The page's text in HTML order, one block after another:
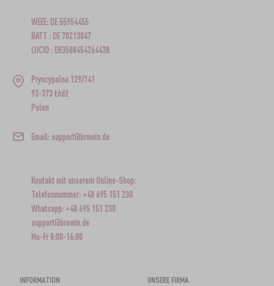
WEEE: DE 55954455
BATT : DE 70213047
LUCID : DE3588454264438
Pryncypalna 129/141
93-373 Łódź
Polen
Email: support@browin.de
Kontakt mit unserem Online-Shop:
Telefonnummer: +48 695 151 230
Whatsapp: +48 695 151 230
support@browin.de
Mo-Fr 8:00-16:00
INFORMATION UNSERE FIRMA